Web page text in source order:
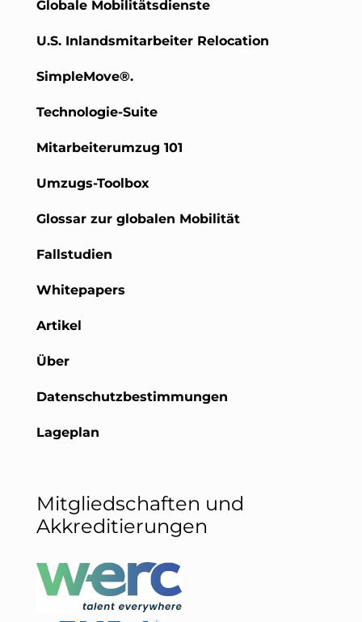
Globale Mobilitätsdienste
U.S. Inlandsmitarbeiter Relocation
SimpleMove®.
Technologie-Suite
Mitarbeiterumzug 101
Umzugs-Toolbox
Glossar zur globalen Mobilität
Fallstudien
Whitepapers
Artikel
Über
Datenschutzbestimmungen
Lageplan
Mitgliedschaften und
Akkreditierungen